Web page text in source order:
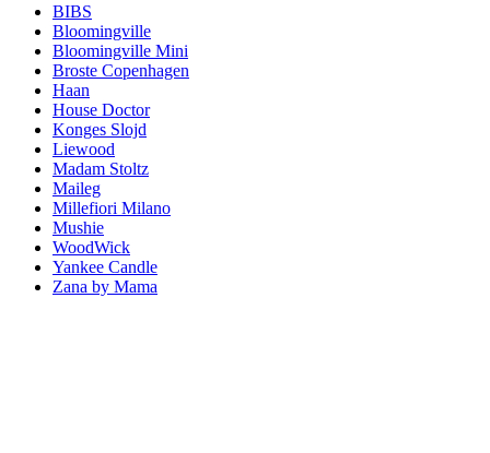
BIBS
Bloomingville
Bloomingville Mini
Broste Copenhagen
Haan
House Doctor
Konges Slojd
Liewood
Madam Stoltz
Maileg
Millefiori Milano
Mushie
WoodWick
Yankee Candle
Zana by Mama